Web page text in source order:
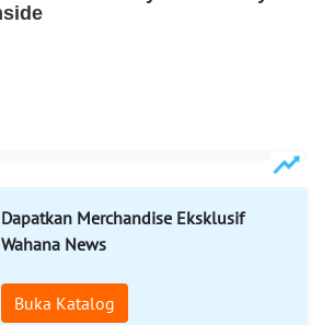
Dapatkan Merchandise Eksklusif
Wahana News
Buka Katalog